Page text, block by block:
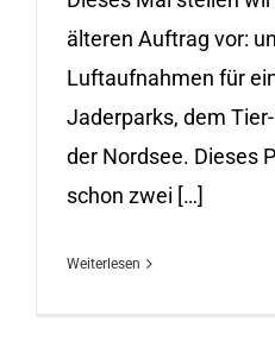
älteren Auftrag vor:
Luftaufnahmen für
Jaderparks, dem
der Nordsee. Dieses
schon zwei […]
Weiterlesen